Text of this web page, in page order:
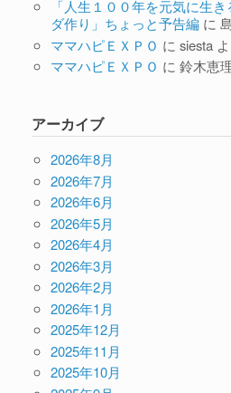
「人生１００年を元気に生
ダ作り」ちょっと予告編に
ママハピＥＸＰＯ に siestaよ
ママハピＥＸＰＯ に 鈴木恵
アーカイブ
2026年8月
2026年7月
2026年6月
2026年5月
2026年4月
2026年3月
2026年2月
2026年1月
2025年12月
2025年11月
2025年10月